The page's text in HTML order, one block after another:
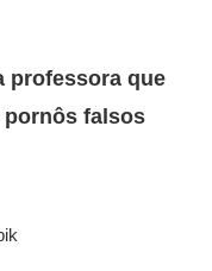
professora que
pornôs falsos